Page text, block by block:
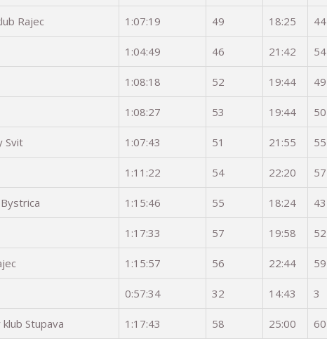
Rajec 1:07:19 49 18:25 44
1:04:49 46 21:42 54
1:08:18 52 19:44 49
1:08:27 53 19:44 50
Svit 1:07:43 51 21:55 55
1:11:22 54 22:20 57
1:15:46 55 18:24 43
1:17:33 57 19:58 52
1:15:57 56 22:44 59
0:57:34 32 14:43 3
klub Stupava 1:17:43 58 25:00 60